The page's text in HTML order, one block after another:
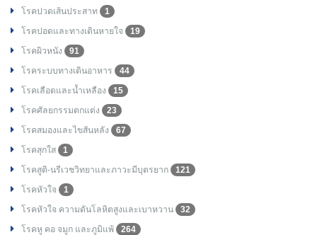
โรคปวดเส้นประสาท
1
โรคปอดและทางเดินหายใจ
19
โรคผิวหนัง
91
โรคระบบทางเดินอาหาร
44
โรคเลือดและน้ำเหลือง
15
โรคศัลยกรรมตกแต่ง
23
โรคสมองและไขสันหลัง
67
โรคสุกใส
1
โรคสูติ-นรีเวชวิทยาและภาวะมีบุตรยาก
121
โรคหัวใจ
1
โรคหัวใจ ความดันโลหิตสูงและเบาหวาน
32
โรคหู คอ จมูก และภูมิแพ้
264